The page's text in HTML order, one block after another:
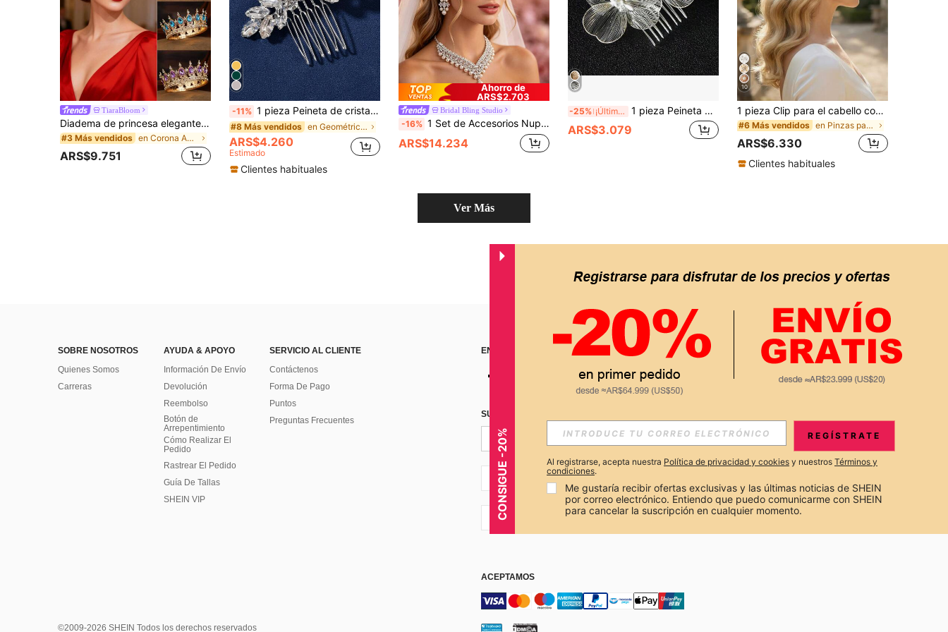
TiaraBloom
Diadema de princesa elegante de aleación barroca con cristales de Rhinestone, tiara de reina para novia, boda y fiesta
#3 Más vendidos en Corona Accesorios De Boda
ARS$9.751
-11% 1 pieza Peineta de cristal de mujer decorativa, accesorio para novia, boda y fiesta
#8 Más vendidos en Geométrico Accesorios De Boda
ARS$4.260
Estimado
Clientes habituales
Ahorro de
ARS$2.703
Bridal Bling Studio
-16% 1 Set de Accesorios Nupciales para Mujer, Tiara de Perlas Clásica y Elegante + Collar de Lujo + Pendientes, Juego de Joyas de Boda de 4 Piezas, Adecuado para Vestido de Novia, También Adecuado para Fiesta de Boda, Baile, Reunión
ARS$14.234
-25% ¡Últimos 3 días 1 pieza Peineta de flores barrocas hecha a mano en color dorado y plateado, accesorio de cabello para novia, accesorios de cabello para bodas
ARS$3.079
10
1 pieza Clip para el cabello con flor de ciruelo de cristal para mujer, accesorio de cabello para novia y boda
#6 Más vendidos en Pinzas para el cabello Accesorios De Boda
ARS$6.330
Clientes habituales
Ver Más
SOBRE NOSOTROS
Quienes Somos
Carreras
AYUDA & APOYO
Información De Envío
Devolución
Reembolso
Botón de
Arrepentimiento
Cómo Realizar El
Pedido
Rastrear El Pedido
Guía De Tallas
SHEIN VIP
SERVICIO AL CLIENTE
Contáctenos
Forma De Pago
Puntos
Preguntas Frecuentes
ENCUÉNTRANOS EN APP
SUSCRÍBETE PARA RECIBIR OFERTAS EXCLUSIVAS, PROMOCIONES Y NOTICIAS DE SHEIN
Suscribir
AR + 54
AR + 54
ACEPTAMOS
©2009-2026 SHEIN Todos los derechos reservados
CONSIGUE -20% REGÍSTRATE
Al registrarse, acepta nuestra Política de privacidad y cookies y nuestros Términos y
condiciones.
Me gustaría recibir ofertas exclusivas y las últimas noticias de SHEIN
por correo electrónico. Entiendo que puedo comunicarme con SHEIN
para cancelar la suscripción en cualquier momento.